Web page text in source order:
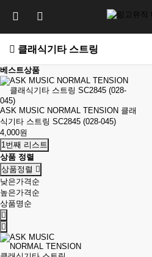
클래식기타 스트링
베스트상품
ASK MUSIC NORMAL TENSION 클래
식기타 스트링 SC2845 (028-045)
4,000원
1번째 리스트
상품 정렬
상품정렬
낮은가격순
높은가격순
상품명순